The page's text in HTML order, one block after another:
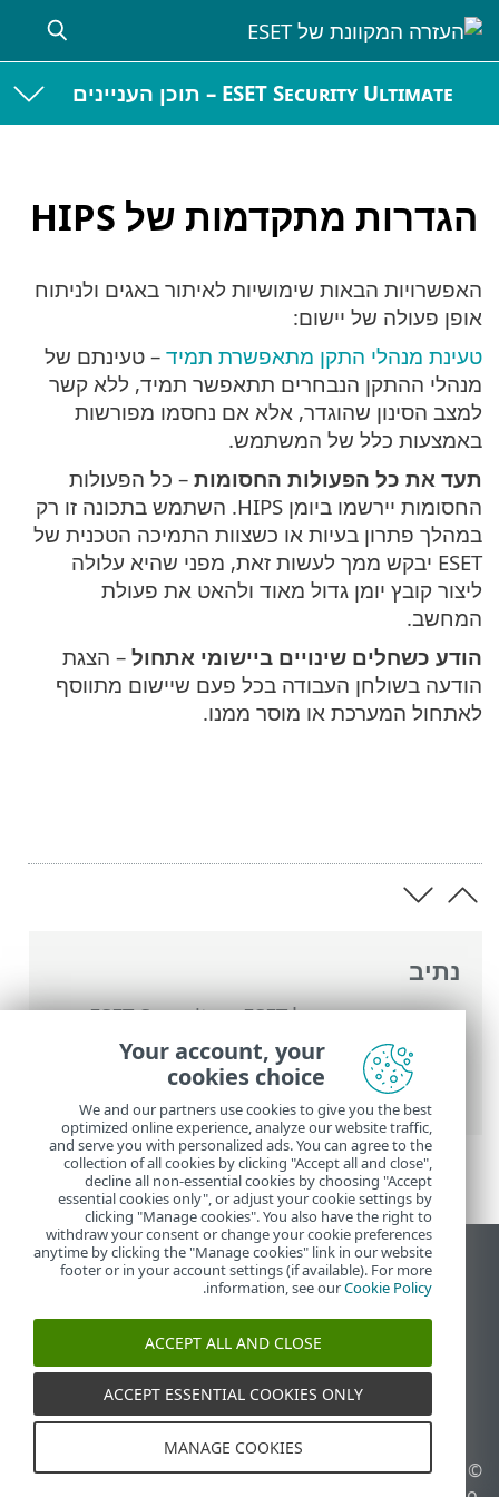
ESET Security Ultimate – תוכן העניינים
הגדרות מתקדמות של HIPS
נתיב
העזרה המקוונת של ESET >
ESET Security
Ultimate
> הגדרות מתקדמות> סריקות
הגדרות מתקדמות של HIPS
האפשרויות הבאות שימושיות לאיתור באגים ולניתוח
אופן פעולה של יישום:
טעינת מנהלי התקן מתאפשרת תמיד – טעינתם של
מנהלי ההתקן הנבחרים תתאפשר תמיד, ללא קשר
למצב הסינון שהוגדר, אלא אם נחסמו מפורשות
באמצעות כלל של המשתמש.
תעד את כל הפעולות החסומות – כל הפעולות
החסומות יירשמו ביומן HIPS. השתמש בתכונה זו רק
במהלך פתרון בעיות או כשצוות התמיכה הטכנית של
ESET יבקש ממך לעשות זאת, מפני שהיא עלולה
ליצור קובץ יומן גדול מאוד ולהאט את פעולת
המחשב.
הודע כשחלים שינויים ביישומי אתחול – הצגת
הודעה בשולחן העבודה בכל פעם שיישום מתווסף
לאתחול המערכת או מוסר ממנו.
הצג את האתר למחשב
End of Life
מאגר הידע של ESET
ESET Status Portal
תמיכה אזורית
© 1992 - 2025 ESET, spol. s ניהול קובצי Cookie
Your account, your
cookies choice
We and our partners use cookies to give you the best
optimized online experience, analyze our website traffic,
and serve you with personalized ads. You can agree to the
collection of all cookies by clicking "Accept all and close",
decline all non-essential cookies by choosing "Accept
essential cookies only", or adjust your cookie settings by
clicking "Manage cookies". You also have the right to
withdraw your consent or change your cookie preferences
anytime by clicking the "Manage cookies" link in our website
footer or in your account settings (if available). For more
information, see ourCookie Policy
.
ACCEPT ALL AND CLOSE
ACCEPT ESSENTIAL COOKIES ONLY
MANAGE COOKIES